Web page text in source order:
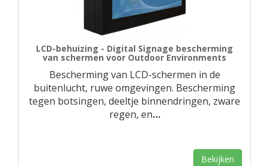
LCD-behuizing - Digital Signage bescherming
van schermen voor Outdoor Environments
Bescherming van LCD-schermen in de
buitenlucht, ruwe omgevingen. Bescherming
tegen botsingen, deeltje binnendringen, zware
regen, en…
Bekijken